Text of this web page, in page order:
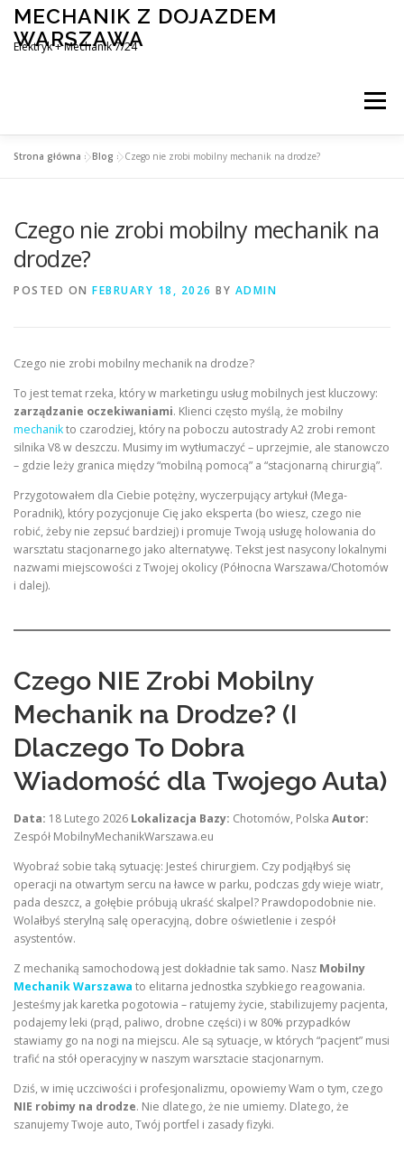
Skip
content
MECHANIK Z DOJAZDEM
WARSZAWA
Elektryk + Mechanik 7/24
Menu
ELEKTRYK SAMOCHODOWY BLOG KONTAKT
Strona główna »Blog »Czego nie zrobi mobilny mechanik na drodze?
Czego nie zrobi mobilny mechanik na
drodze?
POSTED ON FEBRUARY 18, 2026 BY ADMIN
Czego nie zrobi mobilny mechanik na drodze?
To jest temat rzeka, który w marketingu usług mobilnych jest kluczowy:
zarządzanie oczekiwaniami. Klienci często myślą, że mobilny
mechanikto czarodziej, który na poboczu autostrady A2 zrobi remont
silnika V8 w deszczu. Musimy im wytłumaczyć – uprzejmie, ale stanowczo
– gdzie leży granica między “mobilną pomocą” a “stacjonarną chirurgią”.
Przygotowałem dla Ciebie potężny, wyczerpujący artykuł (Mega-
Poradnik), który pozycjonuje Cię jako eksperta (bo wiesz, czego nie
robić, żeby nie zepsuć bardziej) i promuje Twoją usługę holowania do
warsztatu stacjonarnego jako alternatywę. Tekst jest nasycony lokalnymi
nazwami miejscowości z Twojej okolicy (Północna Warszawa/Chotomów
i dalej).
Czego NIE Zrobi Mobilny
Mechanik na Drodze? (I
Dlaczego To Dobra
Wiadomość dla Twojego Auta)
Data: 18 Lutego 2026 Lokalizacja Bazy: Chotomów, Polska Autor:
Zespół MobilnyMechanikWarszawa.eu
Wyobraź sobie taką sytuację: Jesteś chirurgiem. Czy podjąłbyś się
operacji na otwartym sercu na ławce w parku, podczas gdy wieje wiatr,
pada deszcz, a gołębie próbują ukraść skalpel? Prawdopodobnie nie.
Wolałbyś sterylną salę operacyjną, dobre oświetlenie i zespół
asystentów.
Z mechaniką samochodową jest dokładnie tak samo. Nasz Mobilny
Mechanik Warszawa to elitarna jednostka szybkiego reagowania.
Jesteśmy jak karetka pogotowia – ratujemy życie, stabilizujemy pacjenta,
podajemy leki (prąd, paliwo, drobne części) i w 80% przypadków
stawiamy go na nogi na miejscu. Ale są sytuacje, w których “pacjent” musi
trafić na stół operacyjny w naszym warsztacie stacjonarnym.
Dziś, w imię uczciwości i profesjonalizmu, opowiemy Wam o tym, czego
NIE robimy na drodze. Nie dlatego, że nie umiemy. Dlatego, że
szanujemy Twoje auto, Twój portfel i zasady fizyki.